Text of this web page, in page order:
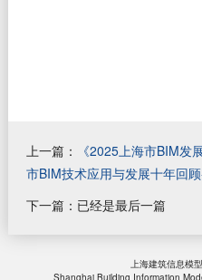
上一篇：
《2025上海市BIM发
市BIM技术应用与发展十年回
下一篇：已经是最后一篇
上海建筑信息模